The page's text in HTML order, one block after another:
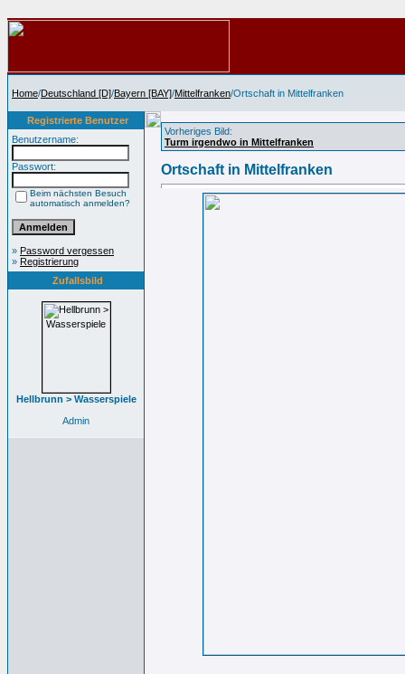
Home/Deutschland [D]/Bayern [BAY]/Mittelfranken/Ortschaft in Mittelfranken
Registrierte Benutzer
Benutzername:
Passwort:
Beim nächsten Besuch
automatisch anmelden?
» Password vergessen
» Registrierung
Zufallsbild
Hellbrunn > Wasserspiele
Admin
Vorheriges Bild:
Turm irgendwo in Mittelfranken
Ortschaft in Mittelfranken